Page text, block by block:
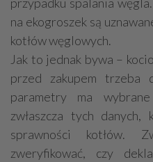
na ekogroszek są
kotłów węglowych.
Jak to jednak bywa –
przed zakupem trzeba
parametry ma
zwłaszcza tych
sprawności kotłów.
zweryfikować, czy